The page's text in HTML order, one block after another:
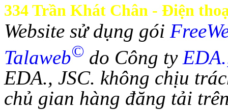
334 Trần Khát Chân - Điện
Website sử dụng gói
Talaweb© do Công ty
EDA., JSC. không chịu
chủ gian hàng đăng tải